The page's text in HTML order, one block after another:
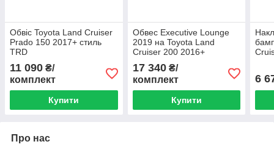
Обвіс Toyota Land Cruiser
Prado 150 2017+ стиль
TRD
11 090 ₴/
комплект
Купити
Обвес Executive Lounge
2019 на Toyota Land
Cruiser 200 2016+
17 340₴/
комплект
Купити
6
Про нас